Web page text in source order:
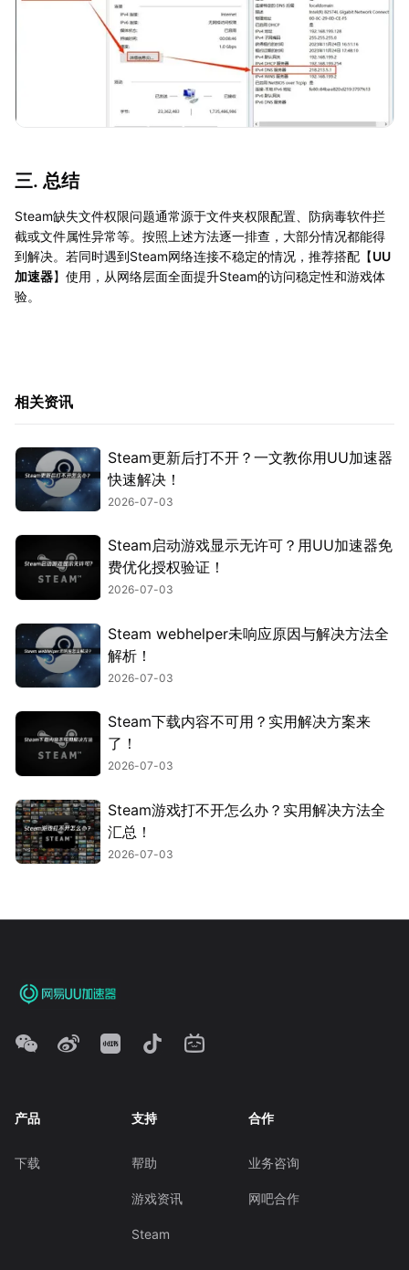
三. 总结
Steam缺失文件权限问题通常源于文件夹权限配置、防病毒软件拦
截或文件属性异常等。按照上述方法逐一排查，大部分情况都能得
到解决。若同时遇到Steam网络连接不稳定的情况，推荐搭配【UU
加速器】使用，从网络层面全面提升Steam的访问稳定性和游戏体
验。
相关资讯
Steam更新后打不开？一文教你用UU加速器
快速解决！
2026-07-03
Steam启动游戏显示无许可？用UU加速器免
费优化授权验证！
2026-07-03
Steam webhelper未响应原因与解决方法全
解析！
2026-07-03
Steam下载内容不可用？实用解决方案来
了！
2026-07-03
Steam游戏打不开怎么办？实用解决方法全
汇总！
2026-07-03
产品
下载
支持
帮助
游戏资讯
Steam
合作
业务咨询
网吧合作